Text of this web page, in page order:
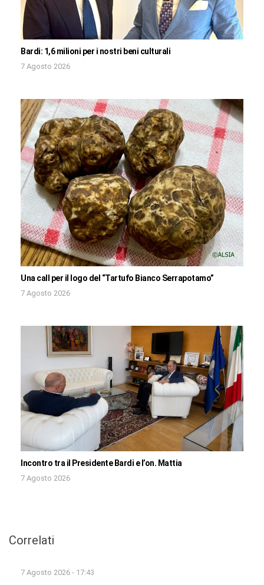
Bardi: 1,6 milioni per i nostri beni culturali
7 Agosto 2026
Una call per il logo del “Tartufo Bianco Serrapotamo”
7 Agosto 2026
Incontro tra il Presidente Bardi e l’on. Mattia
7 Agosto 2026
Correlati
7 Agosto 2026 - 17:43